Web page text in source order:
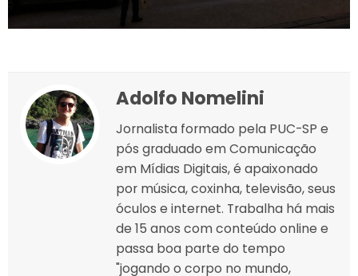
Adolfo Nomelini
Jornalista formado pela PUC-SP e
pós graduado em Comunicação
em Mídias Digitais, é apaixonado
por música, coxinha, televisão, seus
óculos e internet. Trabalha há mais
de 15 anos com conteúdo online e
passa boa parte do tempo
"jogando o corpo no mundo,